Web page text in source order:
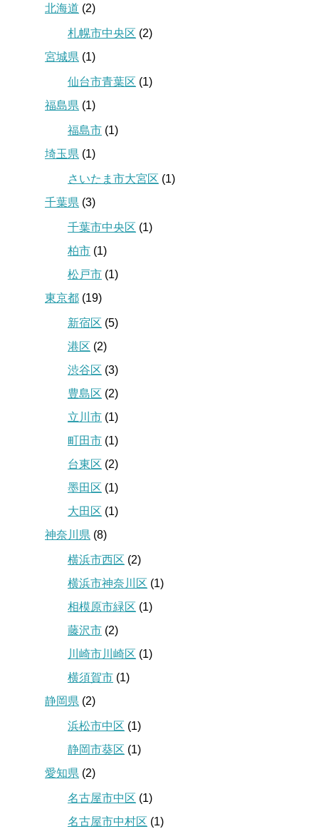
北海道 (2)
札幌市中央区 (2)
宮城県 (1)
仙台市青葉区 (1)
福島県 (1)
福島市 (1)
埼玉県 (1)
さいたま市大宮区 (1)
千葉県 (3)
千葉市中央区 (1)
柏市 (1)
松戸市 (1)
東京都 (19)
新宿区 (5)
港区 (2)
渋谷区 (3)
豊島区 (2)
立川市 (1)
町田市 (1)
台東区 (2)
墨田区 (1)
大田区 (1)
神奈川県 (8)
横浜市西区 (2)
横浜市神奈川区 (1)
相模原市緑区 (1)
藤沢市 (2)
川崎市川崎区 (1)
横須賀市 (1)
静岡県 (2)
浜松市中区 (1)
静岡市葵区 (1)
愛知県 (2)
名古屋市中区 (1)
名古屋市中村区 (1)